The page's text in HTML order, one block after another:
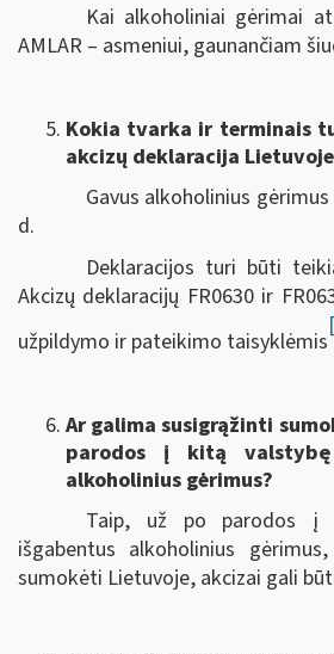
Kai alkoholiniai gėrimai
AMLAR – asmeniui, gaunančiam
Kokia tvarka ir terminais
akcizų deklaracija
Gavus alkoholinius
d.
Deklaracijos turi būti
Akcizų deklaracijų FR0630 ir
užpildymo ir pateikimo taisyklėmis
Ar galima susigrąžinti
parodos į kitą valstybę
alkoholinius gėrimus?
Taip, už po parodos į
išgabentus alkoholinius
sumokėti Lietuvoje, akcizai gali